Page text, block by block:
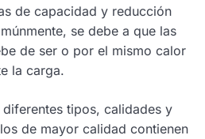
de capacidad y reducción
se debe a que las
de ser o por el mismo calor
la carga.
tipos, calidades y
de mayor calidad contienen